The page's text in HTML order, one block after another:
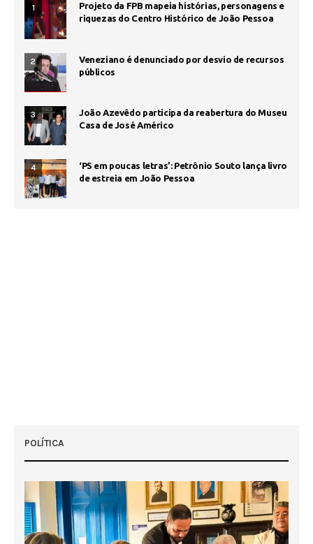
1
Projeto da FPB mapeia histórias, personagens e
riquezas do Centro Histórico de João Pessoa
2
Veneziano é denunciado por desvio de recursos
públicos
3
João Azevêdo participa da reabertura do Museu
Casa de José Américo
4
‘PS em poucas letras’: Petrônio Souto lança livro
de estreia em João Pessoa
POLÍTICA